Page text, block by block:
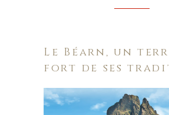
Le Béarn, un
fort de ses